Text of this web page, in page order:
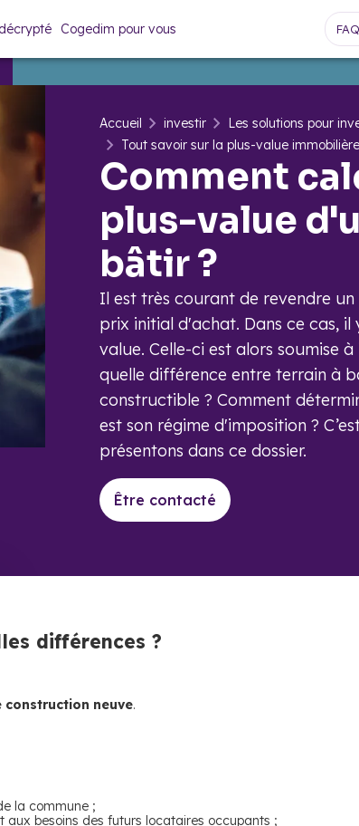
Cogedim pour vous FAQ
Accueil investir
Les solutions pour
Tout savoir sur la plus-value immobilière
Comment
plus-value
bâtir ?
Il est très courant de revendre
prix initial d'achat. Dans ce cas,
value. Celle-ci est alors soumise
quelle différence entre terrain à
constructible ? Comment
est son régime d'imposition ?
présentons dans ce dossier.
Être contacté
différences ?
neuve.
la commune ;
besoins des futurs locataires occupants ;